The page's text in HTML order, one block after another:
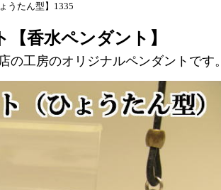
うたん型】1335
香水ペンダント】
の工房のオリジナルペンダントです。